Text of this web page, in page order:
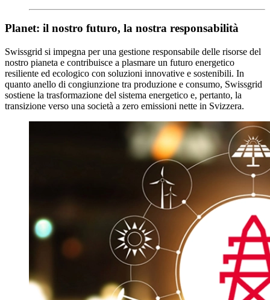
Planet: il nostro futuro, la nostra responsabilità
Swissgrid si impegna per una gestione responsabile delle risorse del
nostro pianeta e contribuisce a plasmare un futuro energetico
resiliente ed ecologico con soluzioni innovative e sostenibili. In
quanto anello di congiunzione tra produzione e consumo, Swissgrid
sostiene la trasformazione del sistema energetico e, pertanto, la
transizione verso una società a zero emissioni nette in Svizzera.